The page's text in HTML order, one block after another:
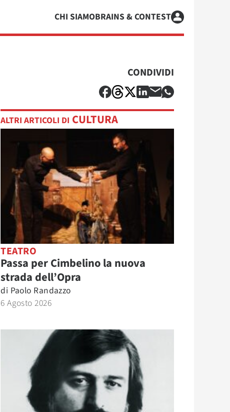
CHI SIAMOBRAINS & CONTEST
CONDIVIDI
ALTRI ARTICOLI DI CULTURA
TEATRO
Passa per Cimbelino la nuova
strada dell’Opra
di Paolo Randazzo
6 Agosto 2026